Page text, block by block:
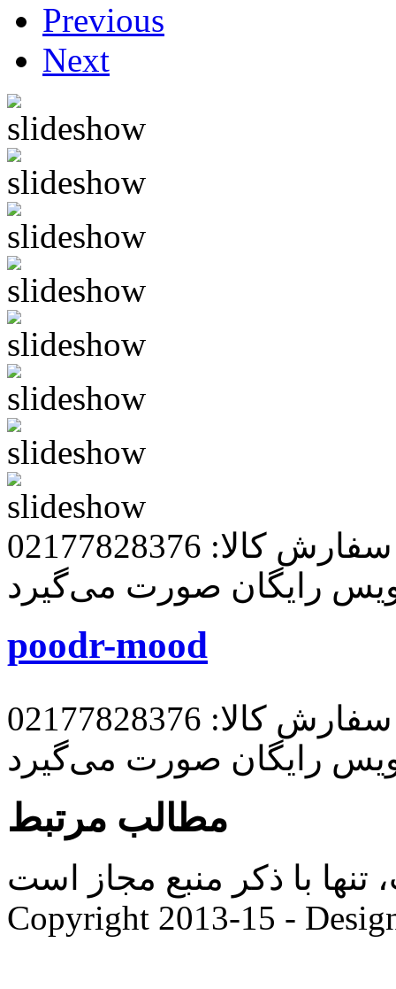
Previous
Next
کالا: 02177828376
رایگان صورت می‌گیرد
poodr-mood
کالا: 02177828376
رایگان صورت می‌گیرد
مطالب مرتبط
با ذکر منبع مجاز است. |
Copyright 2013-15 -